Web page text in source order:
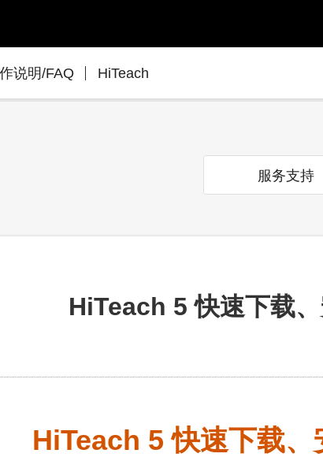
说明/FAQ HiTeach
服务支持
HiTeach 5 快速下载
HiTeach 5 快速下载